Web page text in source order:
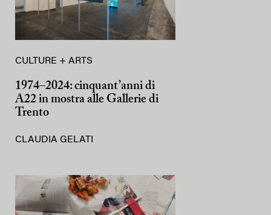
CULTURE + ARTS
1974–2024: cinquant’anni di
A22 in mostra alle Gallerie di
Trento
CLAUDIA GELATI